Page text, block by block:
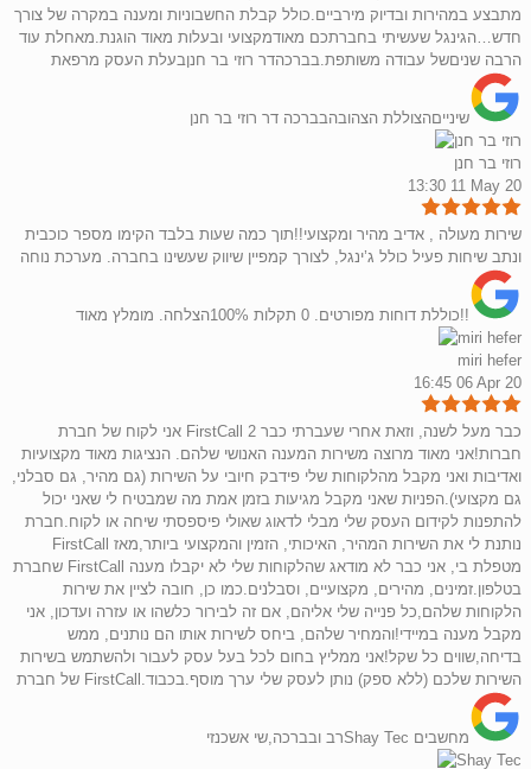
מתבצע במהירות ובדיוק מירביים.כולל קבלת החשבוניות ומענה במקרה של צורך
חדש…הגינגל שעשיתי בחברתכם מאודמקצועי ובעלות מאוד הוגנת.מאחלת עוד
הרבה שניםשל עבודה משותפת.בברכהדר רוזי בר חנןבעלת העסק מרפאת
שינייםהצוללת הצהובהבברכה דר רוזי בר חנן
רוזי בר חנן
13:30 11 May 20
שירות מעולה , אדיב מהיר ומקצועי!!תוך כמה שעות בלבד הקימו מספר כוכבית
ונתב שיחות פעיל כולל ג’ינגל, לצורך קמפיין שיווק שעשינו בחברה. מערכת נוחה
כוללת דוחות מפורטים. 0 תקלות 100%הצלחה. מומלץ מאוד!!
miri hefer
16:45 06 Apr 20
אני לקוח של חברת FirstCall כבר מעל לשנה, וזאת אחרי שעברתי כבר 2
חברות!אני מאוד מרוצה משירות המענה האנושי שלהם. הנציגות מאוד מקצועיות
ואדיבות ואני מקבל מהלקוחות שלי פידבק חיובי על השירות (גם מהיר, גם סבלני,
גם מקצועי).הפניות שאני מקבל מגיעות בזמן אמת מה שמבטיח לי שאני יכול
להתפנות לקידום העסק שלי מבלי לדאוג שאולי פיספסתי שיחה או לקוח.חברת
FirstCall נותנת לי את השירות המהיר, האיכותי, הזמין והמקצועי ביותר,מאז
שחברת FirstCall מטפלת בי, אני כבר לא מודאג שהלקוחות שלי לא יקבלו מענה
בטלפון.זמינים, מהירים, מקצועיים, וסבלנים.כמו כן, חובה לציין את שירות
הלקוחות שלהם,כל פנייה שלי אליהם, אם זה לבירור כלשהו או עזרה ועדכון, אני
מקבל מענה במיידי!והמחיר שלהם, ביחס לשירות אותו הם נותנים, ממש
בדיחה,שווים כל שקל!אני ממליץ בחום לכל בעל עסק לעבור ולהשתמש בשירות
של חברת FirstCall.השירות שלכם (ללא ספק) נותן לעסק שלי ערך מוסף.בכבוד
רב ובברכה,שי אשכנזיShay Tec מחשבים